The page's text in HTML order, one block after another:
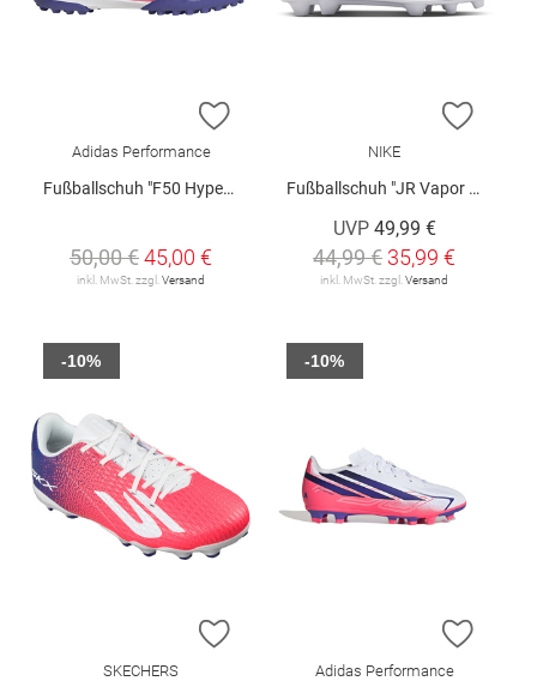
ZUR WUNSCHLISTE HINZUFÜGEN
Adidas Performance
Fußballschuh "F50 Hyperfast Club"
50,00 €45,00 €
inkl. MwSt. zzgl. Versand
ZUR
NIKE
Fußballschuh "JR Vapor 17 Club FG/MG"
UVP 49,99 €
44,99 € 35,99 €
inkl. MwSt. zzgl. Versand
ZUR WUNSCHLISTE HINZUFÜGEN
SKECHERS
-10%
ZUR
Adidas Performance
-10%